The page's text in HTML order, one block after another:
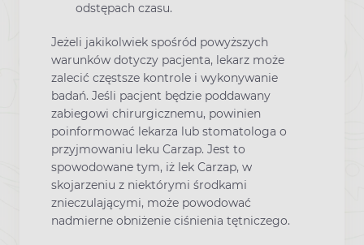
odstępach czasu.
Jeżeli jakikolwiek spośród powyższych
warunków dotyczy pacjenta, lekarz może
zalecić częstsze kontrole i wykonywanie
badań. Jeśli pacjent będzie poddawany
zabiegowi chirurgicznemu, powinien
poinformować lekarza lub stomatologa o
przyjmowaniu leku Carzap. Jest to
spowodowane tym, iż lek Carzap, w
skojarzeniu z niektórymi środkami
znieczulającymi, może powodować
nadmierne obniżenie ciśnienia tętniczego.